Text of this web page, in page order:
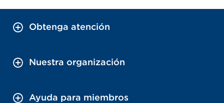
Obtenga atención
Nuestra organización
Ayuda para miembros